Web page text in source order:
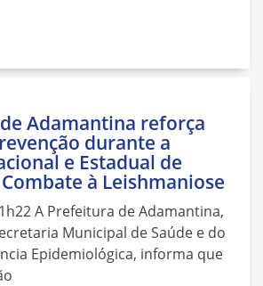
Adamantina reforça
durante a
e Estadual de
à Leishmaniose
A Prefeitura de Adamantina,
Municipal de Saúde e do
Epidemiológica, informa que